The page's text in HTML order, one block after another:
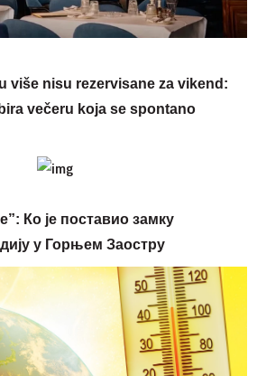
više nisu rezervisane za vikend:
večeru koja se spontano
Ко је поставио замку
у Горњем Заостру